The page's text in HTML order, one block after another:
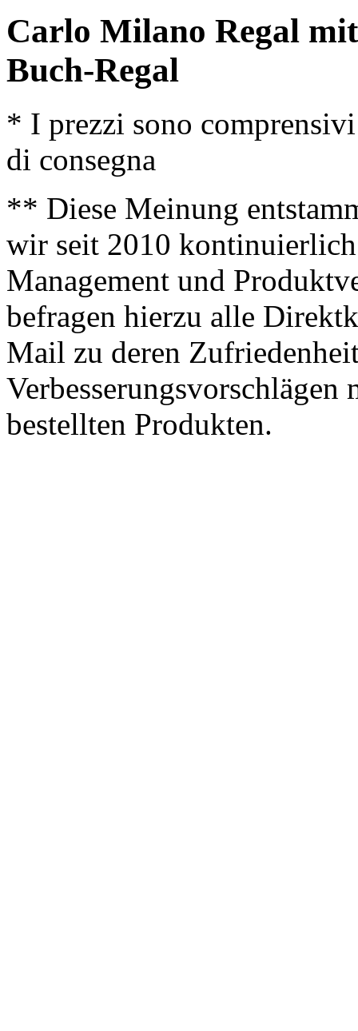
Carlo Milano Regal
Buch-Regal
* I prezzi sono
di consegna
** Diese Meinung
wir seit 2010
Management und
befragen hierzu alle
Mail zu deren
bestellten Produkten.